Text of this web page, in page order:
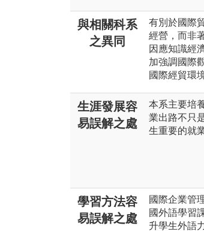
與相關科系
之異同
有別於國際
經營，而非
因應知識經
加強調國際
國際經貿環
生涯發展容
易誤解之處
本系主要培
業出路不只
生重要的就
學習方法容
易誤解之處
國際企業管
國外語學習
升學生外語